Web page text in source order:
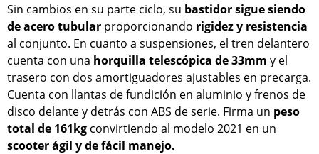
Sin cambios en su parte ciclo, su bastidor sigue siendo
de acero tubular proporcionando rigidez y resistencia
al conjunto. En cuanto a suspensiones, el tren delantero
cuenta con una horquilla telescópica de 33mm y el
trasero con dos amortiguadores ajustables en precarga.
Cuenta con llantas de fundición en aluminio y frenos de
disco delante y detrás con ABS de serie. Firma un peso
total de 161kg convirtiendo al modelo 2021 en un
scooter ágil y de fácil manejo.